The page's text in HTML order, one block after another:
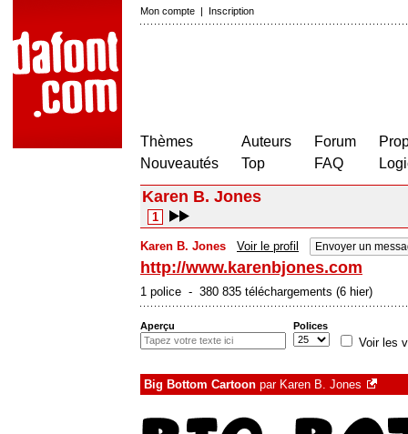
Mon compte | Inscription
Thèmes
Nouveautés
Auteurs
Top
Forum
FAQ
Karen B. Jones
1
Karen B. Jones Voir le profil Envoyer un
http://www.karenbjones.com
1 police - 380 835 téléchargements (6 hier)
Aperçu Polices
Voir les
Big Bottom Cartoon par Karen B. Jones